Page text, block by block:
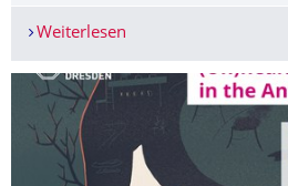
Weiterlesen